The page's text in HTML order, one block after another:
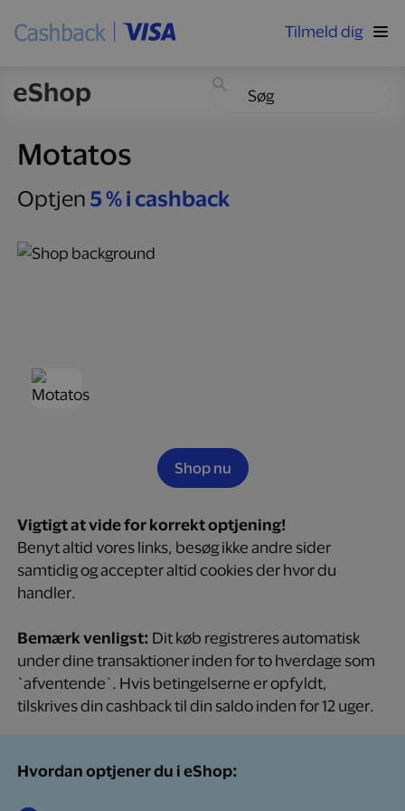
Tilmeld dig
Motatos
Optjen 5 % i cashback
Shop nu
Vigtigt at vide for korrekt optjening!
Benyt altid vores links, besøg ikke andre sider
samtidig og accepter altid cookies der hvor du
handler.
Bemærk venligst: Dit køb registreres automatisk
under dine transaktioner inden for to hverdage som
`afventende`. Hvis betingelserne er opfyldt,
tilskrives din cashback til din saldo inden for 12 uger.
Hvordan optjener du i eShop: